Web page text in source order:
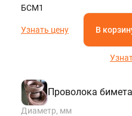
БСМ1
Узнать цену В
Проволока
Диаметр, мм